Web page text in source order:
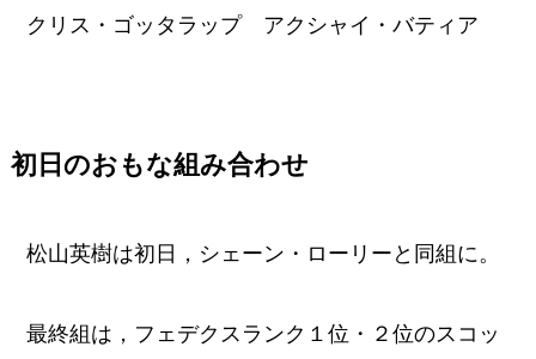
クリス・ゴッタラップ アクシャイ・バティア
初日のおもな組み合わせ
松山英樹は初日，シェーン・ローリーと同組に。
最終組は，フェデクスランク１位・２位のスコッ